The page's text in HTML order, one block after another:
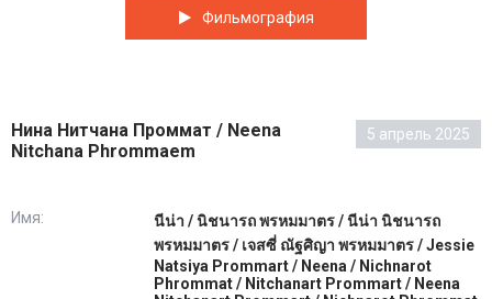
Фильмография
Нина Нитчана Проммат / Neena
Nitchana Phrommaem
5 апрель 2025
Имя:
นีน่า / นิชนารถ พรหมมาตร / นีน่า นิชนารถ
พรหมมาตร / เจสซี่ ณัฐศิญา พรหมมาตร / Jessie
Natsiya Prommart / Neena / Nichnarot
Phrommat / Nitchanart Prommart / Neena